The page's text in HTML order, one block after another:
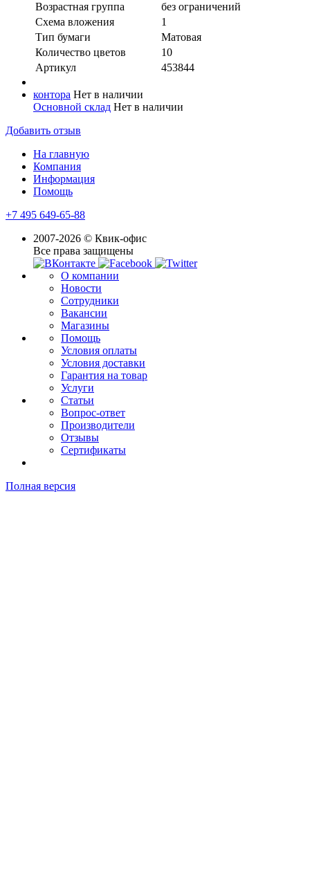
Возрастная группа
без ограничений
Схема вложения
1
Тип бумаги
Матовая
Количество цветов
10
Артикул
453844
контора Нет в наличии
Основной склад Нет в наличии
Добавить отзыв
На главную
Компания
Информация
Помощь
+7 495 649-65-88
2007-2026 © Квик-офис
Все права защищены
О компании
Новости
Сотрудники
Вакансии
Магазины
Помощь
Условия оплаты
Условия доставки
Гарантия на товар
Услуги
Статьи
Вопрос-ответ
Производители
Отзывы
Сертификаты
Полная версия